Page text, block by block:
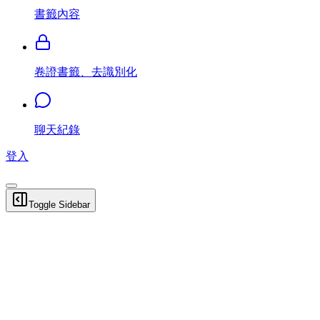
書籤內容
卷證書籤、去識別化
聊天紀錄
登入
Toggle Sidebar